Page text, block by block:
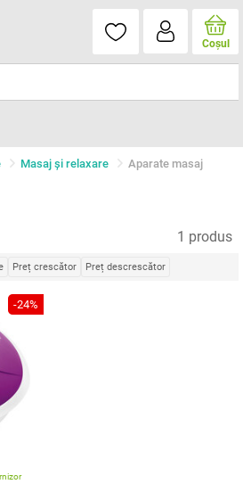
Coşul
Masaj şi relaxare Aparate masaj
1 produs
Preț crescător Preț descrescător
-24%